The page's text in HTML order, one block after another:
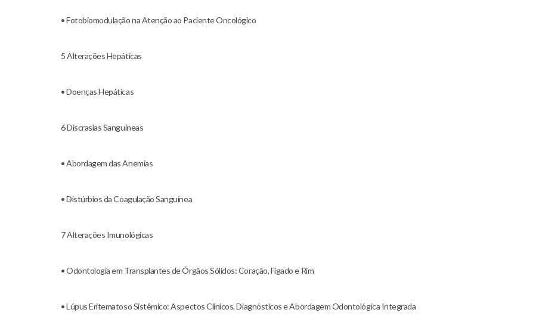
• Fotobiomodulação na Atenção ao Paciente Oncológico
5 Alterações Hepáticas
• Doenças Hepáticas
6 Discrasias Sanguíneas
• Abordagem das Anemias
• Distúrbios da Coagulação Sanguínea
7 Alterações Imunológicas
• Odontologia em Transplantes de Órgãos Sólidos: Coração, Fígado e Rim
• Lúpus Eritematoso Sistêmico: Aspectos Clínicos, Diagnósticos e Abordagem Odontológica Integrada